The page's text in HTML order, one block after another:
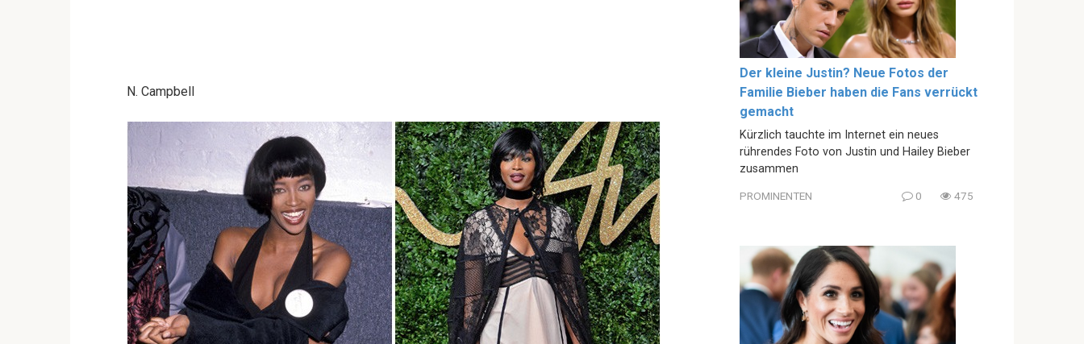
N. Campbell
Der kleine Justin? Neue Fotos der
Familie Bieber haben die Fans verrückt
gemacht
Kürzlich tauchte im Internet ein neues
rührendes Foto von Justin und Hailey Bieber
zusammen
PROMINENTEN 0 475